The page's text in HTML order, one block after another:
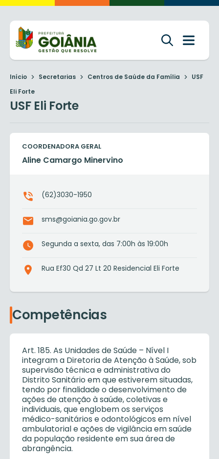
Início Secretarias Centros de Saúde da Família
USF
Eli Forte
USF Eli Forte
COORDENADORA GERAL
Aline Camargo Minervino
(62)3030-1950
sms@goiania.go.gov.br
Segunda a sexta, das 7:00h às 19:00h
Rua Ef30 Qd 27 Lt 20 Residencial Eli Forte
Competências
Art. 185. As Unidades de Saúde – Nível I
integram a Diretoria de Atenção à Saúde, sob
supervisão técnica e administrativa do
Distrito Sanitário em que estiverem situadas,
tendo por finalidade o desenvolvimento de
ações de atenção à saúde, coletivas e
individuais, que englobem os serviços
médico-sanitários e odontológicos em nível
ambulatorial e ações de vigilância em saúde
da população residente em sua área de
abrangência.